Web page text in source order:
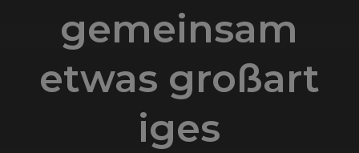
gemeinsam
etwas großart
iges